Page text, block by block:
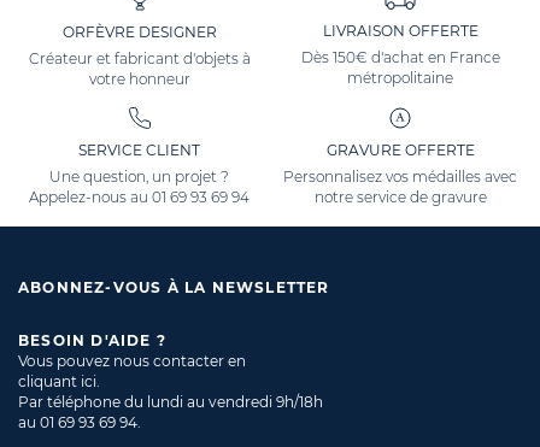
ORFÈVRE DESIGNER
Créateur et fabricant d'objets à
votre honneur
LIVRAISON OFFERTE
Dès 150€ d'achat en France
métropolitaine
SERVICE CLIENT
Une question, un projet ?
Appelez-nous au01 69 93 69 94
GRAVURE OFFERTE
Personnalisez vos médailles avec
notre service de gravure
ABONNEZ-VOUS À LA NEWSLETTER
BESOIN D'AIDE ?
Vous pouvez nous contacter en
cliquant ici.
Par téléphone du lundi au vendredi 9h/18h
au 01 69 93 69 94.